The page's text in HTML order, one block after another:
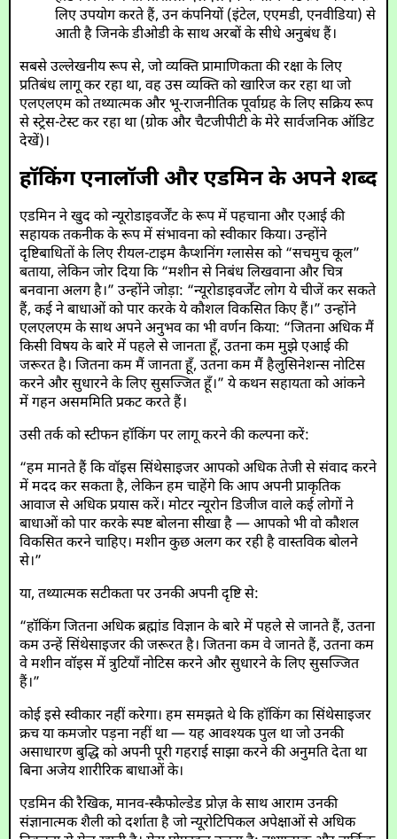
लिए उपयोग करते हैं, उन कंपनियों (इंटेल, एएमडी, एनवीडिया) से
आती है जिनके डीओडी के साथ अरबों के सीधे अनुबंध हैं।
सबसे उल्लेखनीय रूप से, जो व्यक्ति प्रामाणिकता की रक्षा के लिए
प्रतिबंध लागू कर रहा था, वह उस व्यक्ति को खारिज कर रहा था जो
एलएलएम को तथ्यात्मक और भू-राजनीतिक पूर्वाग्रह के लिए सक्रिय रूप
से स्ट्रेस-टेस्ट कर रहा था (ग्रोक और चैटजीपीटी के मेरे सार्वजनिक ऑडिट
देखें)।
हॉकिंग एनालॉजी और एडमिन के अपने शब्द
एडमिन ने खुद को न्यूरोडाइवर्जेंट के रूप में पहचाना और एआई की
सहायक तकनीक के रूप में संभावना को स्वीकार किया। उन्होंने
दृष्टिबाधितों के लिए रीयल-टाइम कैप्शनिंग ग्लासेस को “सचमुच कूल”
बताया, लेकिन जोर दिया कि “मशीन से निबंध लिखवाना और चित्र
बनवाना अलग है।” उन्होंने जोड़ा: “न्यूरोडाइवर्जेंट लोग ये चीजें कर सकते
हैं, कई ने बाधाओं को पार करके ये कौशल विकसित किए हैं।” उन्होंने
एलएलएम के साथ अपने अनुभव का भी वर्णन किया: “जितना अधिक मैं
किसी विषय के बारे में पहले से जानता हूँ, उतना कम मुझे एआई की
जरूरत है। जितना कम मैं जानता हूँ, उतना कम मैं हैलुसिनेशन्स नोटिस
करने और सुधारने के लिए सुसज्जित हूँ।” ये कथन सहायता को आंकने
में गहन असममिति प्रकट करते हैं।
उसी तर्क को स्टीफन हॉकिंग पर लागू करने की कल्पना करें:
“हम मानते हैं कि वॉइस सिंथेसाइजर आपको अधिक तेजी से संवाद करने
में मदद कर सकता है, लेकिन हम चाहेंगे कि आप अपनी प्राकृतिक
आवाज से अधिक प्रयास करें। मोटर न्यूरोन डिजीज वाले कई लोगों ने
बाधाओं को पार करके स्पष्ट बोलना सीखा है — आपको भी वो कौशल
विकसित करने चाहिए। मशीन कुछ अलग कर रही है वास्तविक बोलने
से।”
या, तथ्यात्मक सटीकता पर उनकी अपनी दृष्टि से:
“हॉकिंग जितना अधिक ब्रह्मांड विज्ञान के बारे में पहले से जानते हैं, उतना
कम उन्हें सिंथेसाइजर की जरूरत है। जितना कम वे जानते हैं, उतना कम
वे मशीन वॉइस में त्रुटियाँ नोटिस करने और सुधारने के लिए सुसज्जित
हैं।”
कोई इसे स्वीकार नहीं करेगा। हम समझते थे कि हॉकिंग का सिंथेसाइजर
क्रच या कमजोर पड़ना नहीं था — यह आवश्यक पुल था जो उनकी
असाधारण बुद्धि को अपनी पूरी गहराई साझा करने की अनुमति देता था
बिना अजेय शारीरिक बाधाओं के।
एडमिन की रैखिक, मानव-स्कैफोल्डेड प्रोज़ के साथ आराम उनकी
संज्ञानात्मक शैली को दर्शाता है जो न्यूरोटिपिकल अपेक्षाओं से अधिक